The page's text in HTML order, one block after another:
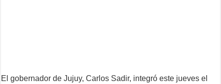
El gobernador de Jujuy, Carlos Sadir, integró este jueves el